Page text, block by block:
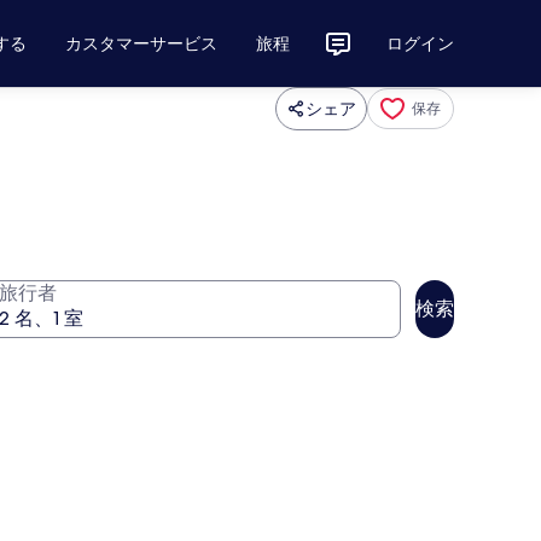
る カスタマーサービス 旅程 ログイン
シェア 保存
行者
検索